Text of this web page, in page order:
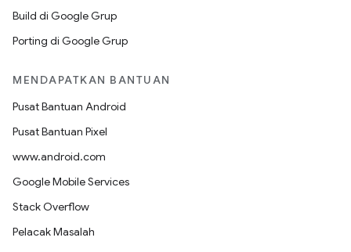
Build di Google Grup
Porting di Google Grup
MENDAPATKAN BANTUAN
Pusat Bantuan Android
Pusat Bantuan Pixel
www.android.com
Google Mobile Services
Stack Overflow
Pelacak Masalah